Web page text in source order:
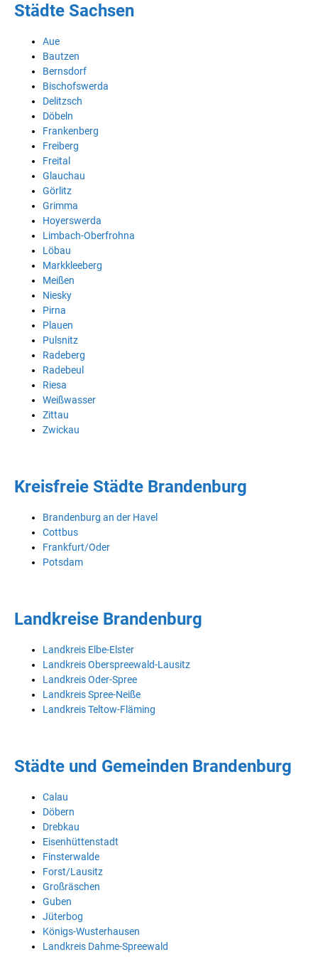
Städte Sachsen
Aue
Bautzen
Bernsdorf
Bischofswerda
Delitzsch
Döbeln
Frankenberg
Freiberg
Freital
Glauchau
Görlitz
Grimma
Hoyerswerda
Limbach-Oberfrohna
Löbau
Markkleeberg
Meißen
Niesky
Pirna
Plauen
Pulsnitz
Radeberg
Radebeul
Riesa
Weißwasser
Zittau
Zwickau
Kreisfreie Städte Brandenburg
Brandenburg an der Havel
Cottbus
Frankfurt/Oder
Potsdam
Landkreise Brandenburg
Landkreis Elbe-Elster
Landkreis Oberspreewald-Lausitz
Landkreis Oder-Spree
Landkreis Spree-Neiße
Landkreis Teltow-Fläming
Städte und Gemeinden Brandenburg
Calau
Döbern
Drebkau
Eisenhüttenstadt
Finsterwalde
Forst/Lausitz
Großräschen
Guben
Jüterbog
Königs-Wusterhausen
Landkreis Dahme-Spreewald